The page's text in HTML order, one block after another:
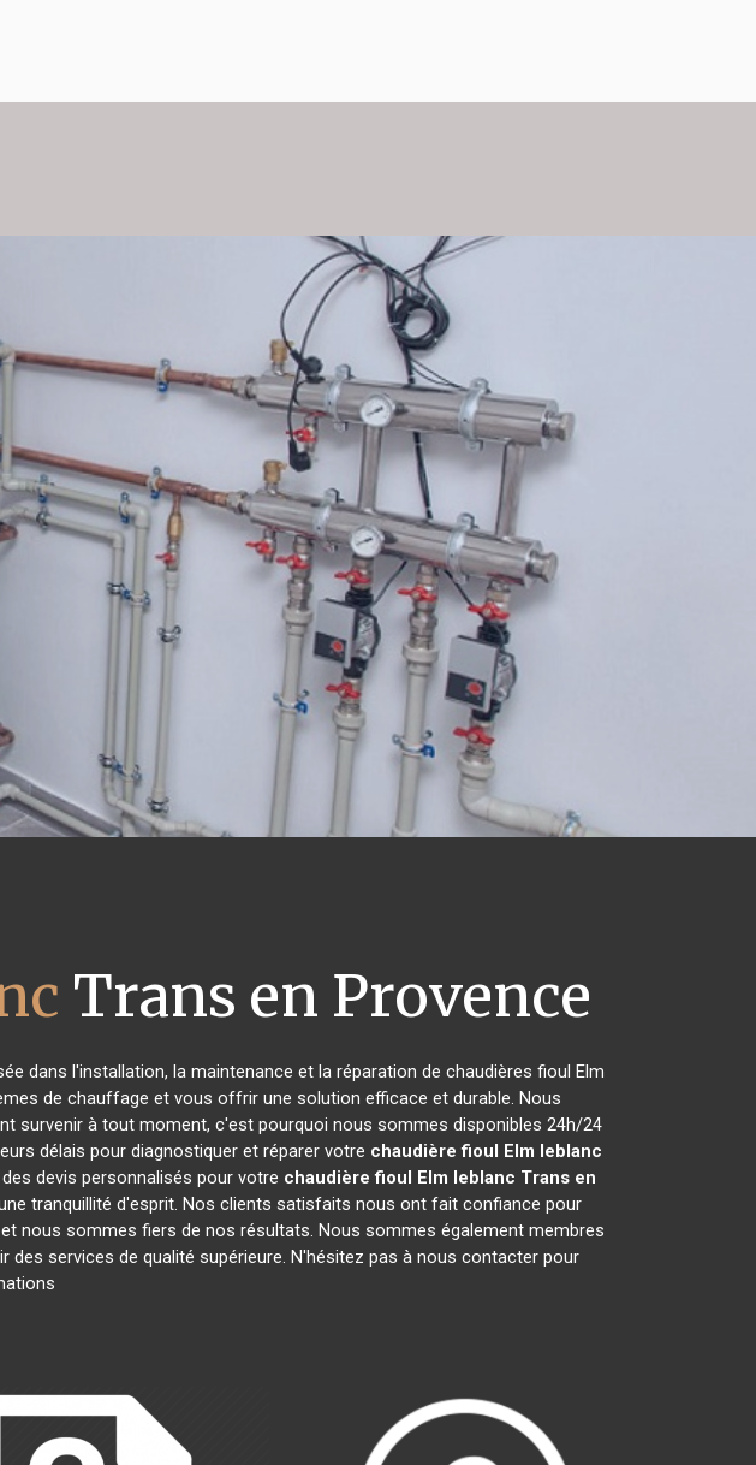
Trans en Provence
dans l'installation, la maintenance et la réparation de chaudières fioul Elm
de chauffage et vous offrir une solution efficace et durable. Nous
survenir à tout moment, c'est pourquoi nous sommes disponibles 24h/24
délais pour diagnostiquer et réparer votre chaudière fioul Elm leblanc
devis personnalisés pour votre chaudière fioul Elm leblanc Trans en
tranquillité d'esprit. Nos clients satisfaits nous ont fait confiance pour
nous sommes fiers de nos résultats. Nous sommes également membres
des services de qualité supérieure. N'hésitez pas à nous contacter pour